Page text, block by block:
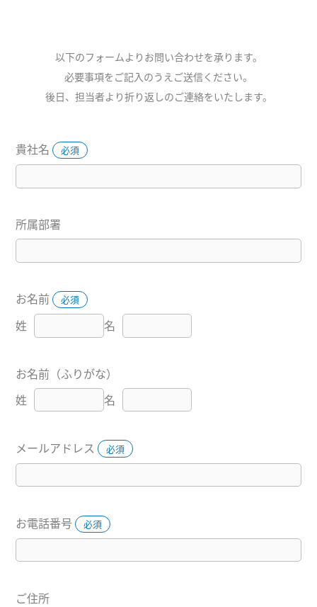
以下のフォームよりお問い合わせを承ります。
必要事項をご記入のうえご送信ください。
後日、担当者より折り返しのご連絡をいたします。
貴社名 必須
所属部署
お名前 必須
姓 名
お名前（ふりがな）
姓
名
メールアドレス 必須
お電話番号 必須
ご住所